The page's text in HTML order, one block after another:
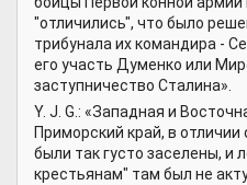
"отличились", что было
трибунала их командира -
его участь Думенко или
заступничество Сталина».
Y. J. G.: «Западная и
Приморский край, в
были так густо заселены, и
крестьянам" там был не